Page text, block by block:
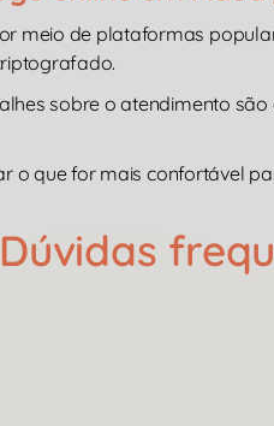
meio de plataformas
sobre o atendimento
o que for mais confortável
Dúvidas